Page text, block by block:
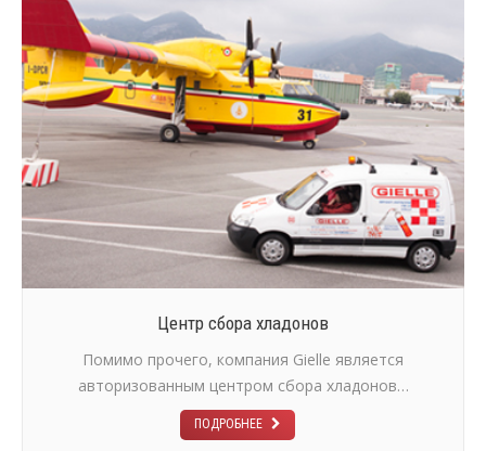
Центр сбора хладонов
Помимо прочего, компания Gielle является
авторизованным центром сбора хладонов…
ПОДРОБНЕЕ